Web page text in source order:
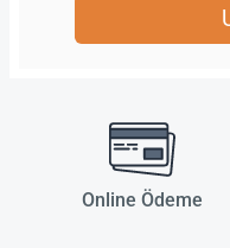
Online Ödeme